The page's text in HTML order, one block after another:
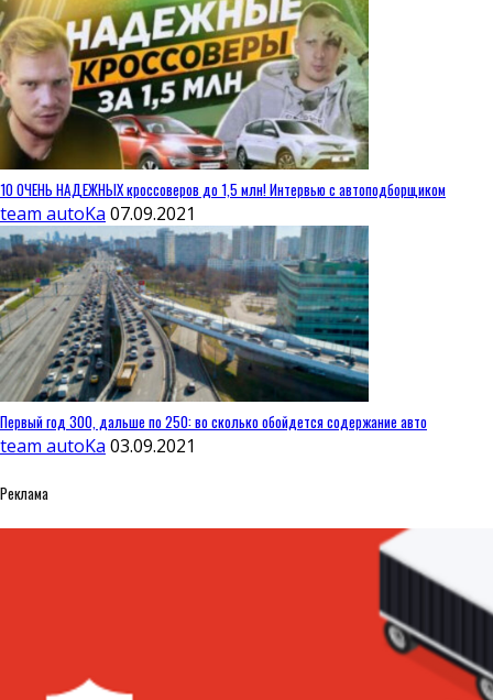
10 ОЧЕНЬ НАДЕЖНЫХ кроссоверов до 1,5 млн! Интервью с автоподборщиком
team autoKa 07.09.2021
Первый год 300, дальше по 250: во сколько обойдется содержание авто
team autoKa 03.09.2021
Реклама